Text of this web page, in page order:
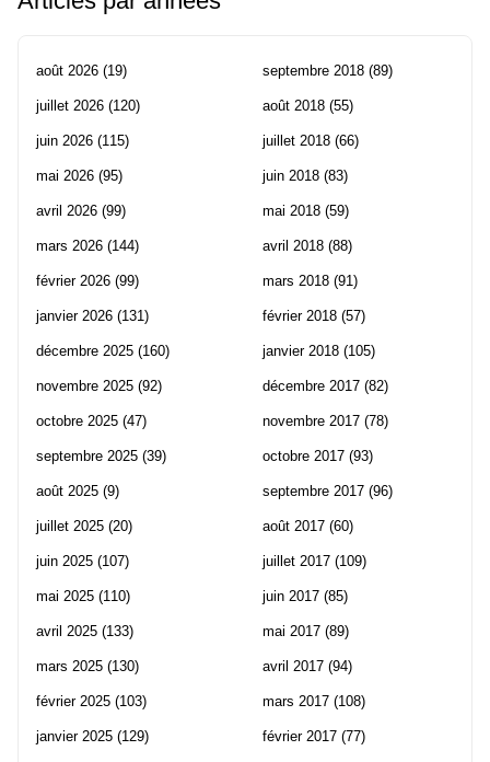
août 2026 (19)
juillet 2026 (120)
juin 2026 (115)
mai 2026 (95)
avril 2026 (99)
mars 2026 (144)
février 2026 (99)
janvier 2026 (131)
décembre 2025 (160)
novembre 2025 (92)
octobre 2025 (47)
septembre 2025 (39)
août 2025 (9)
juillet 2025 (20)
juin 2025 (107)
mai 2025 (110)
avril 2025 (133)
mars 2025 (130)
février 2025 (103)
janvier 2025 (129)
septembre 2018 (89)
août 2018 (55)
juillet 2018 (66)
juin 2018 (83)
mai 2018 (59)
avril 2018 (88)
mars 2018 (91)
février 2018 (57)
janvier 2018 (105)
décembre 2017 (82)
novembre 2017 (78)
octobre 2017 (93)
septembre 2017 (96)
août 2017 (60)
juillet 2017 (109)
juin 2017 (85)
mai 2017 (89)
avril 2017 (94)
mars 2017 (108)
février 2017 (77)